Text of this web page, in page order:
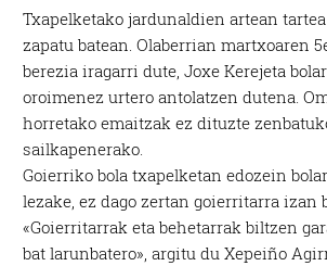
Txapelketako jardunaldien artean
zapatu batean. Olaberrian martxoaren
berezia iragarri dute, Joxe Kerejeta
oroimenez urtero antolatzen dutena.
horretako emaitzak ez dituzte
sailkapenerako.
Goierriko bola txapelketan edozein
lezake, ez dago zertan goierritarra izan
«Goierritarrak eta behetarrak biltzen
bat larunbatero», argitu du Xepeiño